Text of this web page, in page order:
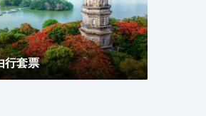
行套票